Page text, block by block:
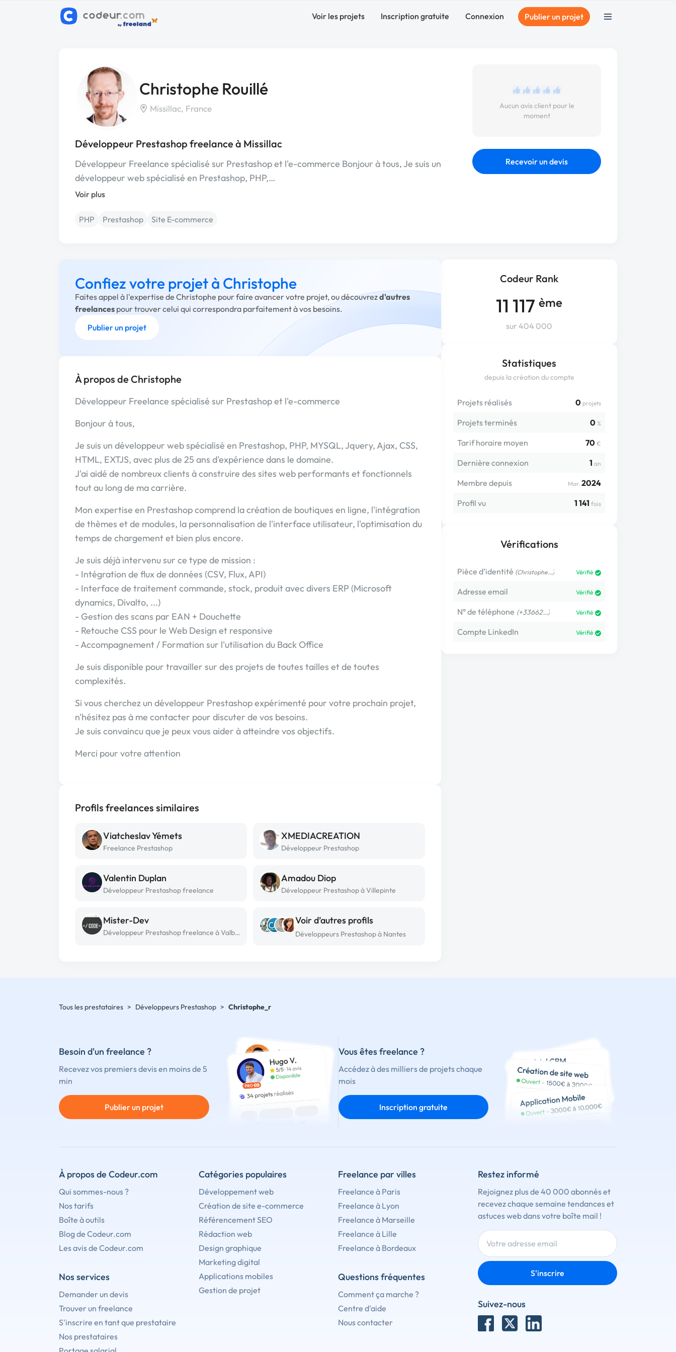
Voir les projets Inscription gratuite Connexion Publier un projet
Christophe Rouillé
Missillac, France
Développeur Prestashop freelance à Missillac
Développeur Freelance spécialisé sur Prestashop et l'e-commerce Bonjour à tous, Je suis un
développeur web spécialisé en Prestashop, PHP,…
Voir plus
PHP Prestashop Site E-commerce
Aucun avis client pour le
moment
Recevoir un devis
Codeur Rank
11 117 ème
sur 404 000
Statistiques
depuis la création du compte
Projets réalisés 0 projets
Projets terminés 0 %
Tarif horaire moyen 70 €
Dernière connexion 1 an
Membre depuis Mar. 2024
Profil vu
1 141 fois
Vérifications
Pièce d’identité (Christophe…) Vérifié
Adresse email Vérifié
N° de téléphone (+33662…) Vérifié
Compte LinkedIn Vérifié
Confiez votre projet à Christophe
Faites appel à l'expertise de Christophe pour faire avancer votre projet, ou découvrezd'autres
freelances pour trouver celui qui correspondra parfaitement à vos besoins.
Publier un projet
À propos de Christophe
Développeur Freelance spécialisé sur Prestashop et l'e-commerce
Bonjour à tous,
Je suis un développeur web spécialisé en Prestashop, PHP, MYSQL, Jquery, Ajax, CSS,
HTML, EXTJS, avec plus de 25 ans d'expérience dans le domaine.
J'ai aidé de nombreux clients à construire des sites web performants et fonctionnels
tout au long de ma carrière.
Mon expertise en Prestashop comprend la création de boutiques en ligne, l'intégration
de thèmes et de modules, la personnalisation de l'interface utilisateur, l'optimisation du
temps de chargement et bien plus encore.
Je suis déjà intervenu sur ce type de mission :
- Intégration de flux de données (CSV, Flux, API)
- Interface de traitement commande, stock, produit avec divers ERP (Microsoft
dynamics, Divalto, ...)
- Gestion des scans par EAN + Douchette
- Retouche CSS pour le Web Design et responsive
- Accompagnement / Formation sur l'utilisation du Back Office
Je suis disponible pour travailler sur des projets de toutes tailles et de toutes
complexités.
Si vous cherchez un développeur Prestashop expérimenté pour votre prochain projet,
n'hésitez pas à me contacter pour discuter de vos besoins.
Je suis convaincu que je peux vous aider à atteindre vos objectifs.
Merci pour votre attention
Profils freelances similaires
Viatcheslav Yémets
Freelance Prestashop
XMEDIACREATION
Développeur Prestashop
Valentin Duplan
Développeur Prestashop freelance
Amadou Diop
Développeur Prestashop à Villepinte
Mister-Dev
Développeur Prestashop freelance à Valbonne
Voir d’autres profils
Développeurs Prestashop à Nantes
Tous les prestataires > Développeurs Prestashop > Christophe_r
Besoin d'un freelance ?
Recevez vos premiers devis en moins de 5
min
Publier un projet
Vous êtes freelance ?
Accédez à des milliers de projets chaque
mois
Inscription gratuite
À propos de Codeur.com
Qui sommes-nous ?
Nos tarifs
Boîte à outils
Blog de Codeur.com
Les avis de Codeur.com
Nos services
Demander un devis
Trouver un freelance
S'inscrire en tant que prestataire
Nos prestataires
Catégories populaires
Développement web
Création de site e-commerce
Référencement SEO
Rédaction web
Design graphique
Marketing digital
Applications mobiles
Gestion de projet
Freelance par villes
Freelance à Paris
Freelance à Lyon
Freelance à Marseille
Freelance à Lille
Freelance à Bordeaux
Questions fréquentes
Comment ça marche ?
Centre d'aide
Nous contacter
Restez informé
Rejoignez plus de 40 000 abonnés et
recevez chaque semaine tendances et
astuces web dans votre boîte mail !
S'inscrire
Suivez-nous